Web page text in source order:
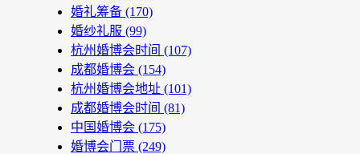
婚礼筹备 (170)
婚纱礼服 (99)
杭州婚博会时间 (107)
成都婚博会 (154)
杭州婚博会地址 (101)
成都婚博会时间 (81)
中国婚博会 (175)
婚博会门票 (249)